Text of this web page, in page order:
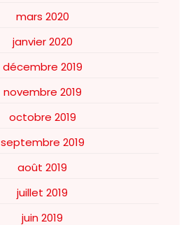
mars 2020
janvier 2020
décembre 2019
novembre 2019
octobre 2019
septembre 2019
août 2019
juillet 2019
juin 2019